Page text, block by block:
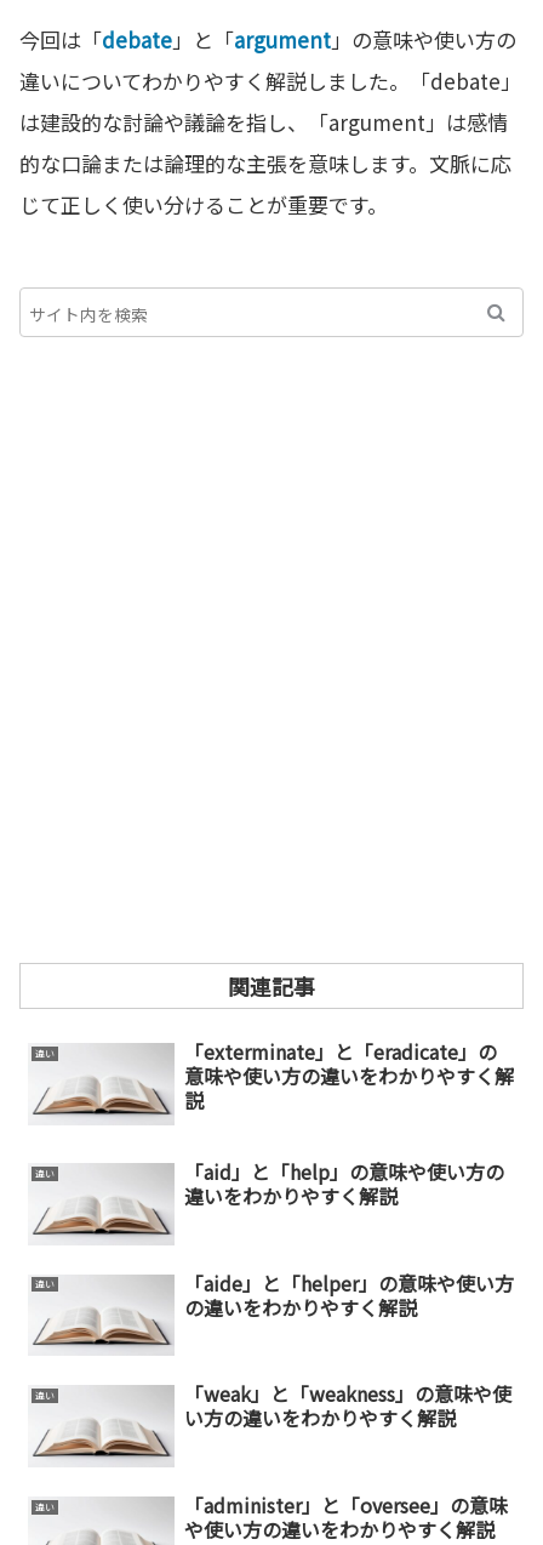
今回は「debate」と「argument」の意味や使い方の
違いについてわかりやすく解説しました。「debate」
は建設的な討論や議論を指し、「argument」は感情
的な口論または論理的な主張を意味します。文脈に応
じて正しく使い分けることが重要です。
関連記事
違い
「exterminate」と「eradicate」の
意味や使い方の違いをわかりやすく解
説
違い
「aid」と「help」の意味や使い方の
違いをわかりやすく解説
違い
「aide」と「helper」の意味や使い方
の違いをわかりやすく解説
違い
「weak」と「weakness」の意味や使
い方の違いをわかりやすく解説
違い
「administer」と「oversee」の意味
や使い方の違いをわかりやすく解説